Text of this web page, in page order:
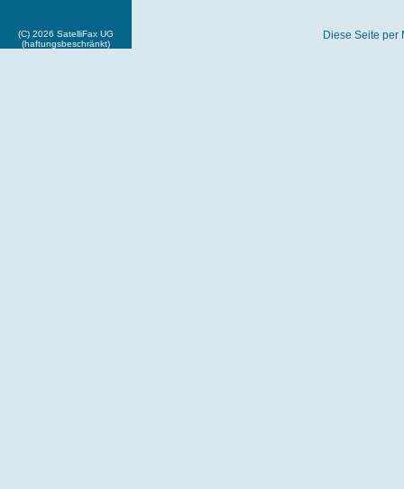
(C) 2026 SatelliFax UG
(haftungsbeschränkt)
Diese Seite per